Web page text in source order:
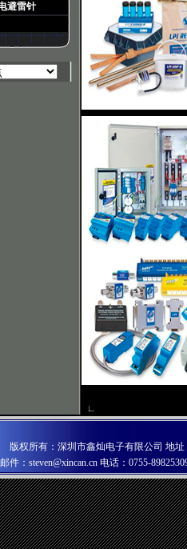
避雷针
版权所有：深圳市鑫灿电子有限公司 地
件： steven@xincan.cn 电话：0755-